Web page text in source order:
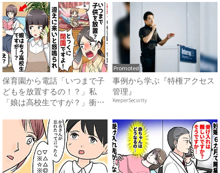
保育園から電話「いつまで子
どもを放置するの！？」私
「娘は高校生ですが？」衝撃
Promoted
事例から学ぶ『特権アクセス
管理』
KeeperSecurity